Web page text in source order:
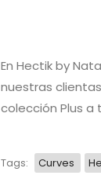
En Hectik by
nuestras
colección Plus a
Tags: Curves